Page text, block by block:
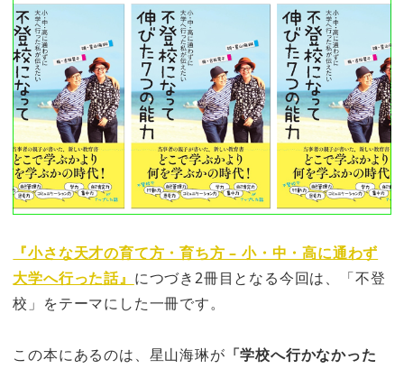
『小さな天才の育て方・育ち方 – 小・中・高に通わず
大学へ行った話』 につづき2冊目となる今回は、「不登
校」をテーマにした一冊です。
この本にあるのは、星山海琳が 「学校へ行かなかった